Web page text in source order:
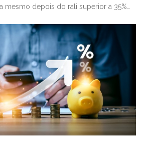
mesmo depois do rali superior a 35%
e gestor Gabriel Diniz Junqueira
de alta dos ativos de […]